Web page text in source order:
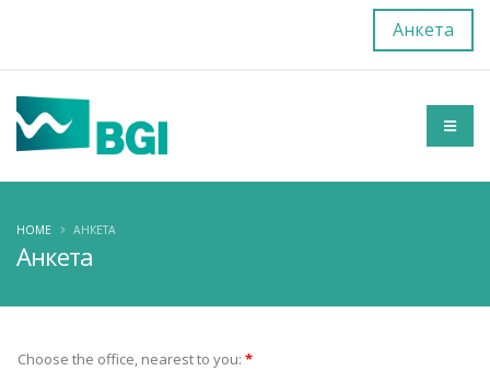
Анкета
Анкета
HOME АНКЕТА
Choose the office, nearest to you: *